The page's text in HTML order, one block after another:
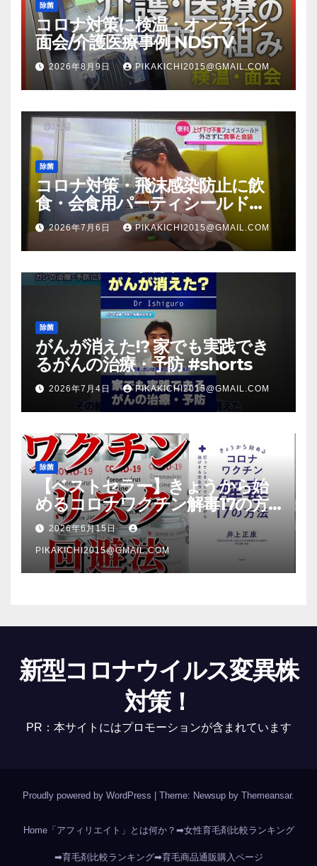
除菌
コロナ対策に検温・オンライン
面会/介護医療事例 NDSTV
2026年8月9日 PIKAKICHI2015@GMAIL.COM
除菌
コロナ対策・飛沫感染防止に飲
食・会食用パーティシールド
（マスク会食代替品）ＦＢＣ福井
放送のＴＶ番組での紹介映像
2026年7月6日 PIKAKICHI2015@GMAIL.COM
除菌
がんが消えた!? 家でも実践でき
るがんの治療・予防 #shorts
2026年7月4日 PIKAKICHI2015@GMAIL.COM
除菌
【ベストセラー】きょうから始
めるコロナワクチン解毒17の方
法【本要約】
2026年6月15日
PIKAKICHI2015@GMAIL.COM
新型コロナウイルス変異株
対策！
PR：本サイトにはプロモーションが含まれています
Proudly powered by WordPress Theme: Newsup by Themeansar.
Home「アフィリエイト」とは何か？ ➡女性育毛剤比較ランキング
➡育毛剤比較ランキング➡育毛商品通販購入ページ